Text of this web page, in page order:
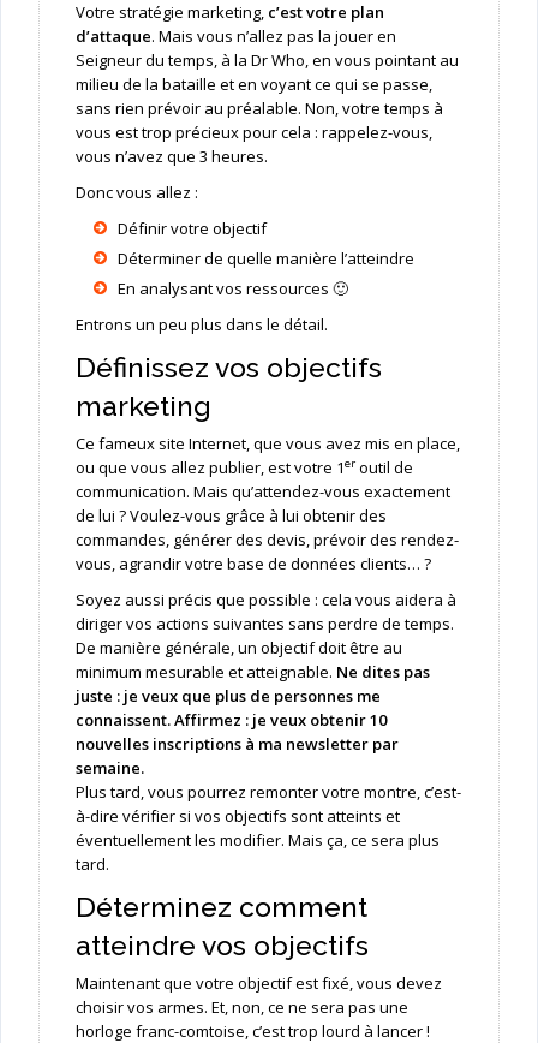
Votre stratégie marketing, c’est votre plan
d’attaque. Mais vous n’allez pas la jouer en
Seigneur du temps, à la Dr Who, en vous pointant au
milieu de la bataille et en voyant ce qui se passe,
sans rien prévoir au préalable. Non, votre temps à
vous est trop précieux pour cela : rappelez-vous,
vous n’avez que 3 heures.
Donc vous allez :
Définir votre objectif
Déterminer de quelle manière l’atteindre
En analysant vos ressources 🙂
Entrons un peu plus dans le détail.
Définissez vos objectifs
marketing
Ce fameux site Internet, que vous avez mis en place,
ou que vous allez publier, est votre 1eroutil de
communication. Mais qu’attendez-vous exactement
de lui ? Voulez-vous grâce à lui obtenir des
commandes, générer des devis, prévoir des rendez-
vous, agrandir votre base de données clients… ?
Soyez aussi précis que possible : cela vous aidera à
diriger vos actions suivantes sans perdre de temps.
De manière générale, un objectif doit être au
minimum mesurable et atteignable. Ne dites pas
juste : je veux que plus de personnes me
connaissent. Affirmez : je veux obtenir 10
nouvelles inscriptions à ma newsletter par
semaine.
Plus tard, vous pourrez remonter votre montre, c’est-
à-dire vérifier si vos objectifs sont atteints et
éventuellement les modifier. Mais ça, ce sera plus
tard.
Déterminez comment
atteindre vos objectifs
Maintenant que votre objectif est fixé, vous devez
choisir vos armes. Et, non, ce ne sera pas une
horloge franc-comtoise, c’est trop lourd à lancer !